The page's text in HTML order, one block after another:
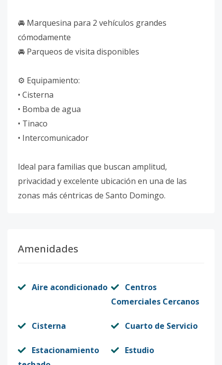
🚘 Marquesina para 2 vehículos grandes
cómodamente
🚘 Parqueos de visita disponibles
⚙️ Equipamiento:
• Cisterna
• Bomba de agua
• Tinaco
• Intercomunicador
Ideal para familias que buscan amplitud,
privacidad y excelente ubicación en una de las
zonas más céntricas de Santo Domingo.
Amenidades
Aire acondicionado
Centros
Comerciales Cercanos
Cisterna Cuarto de Servicio
Estacionamiento
Estudio